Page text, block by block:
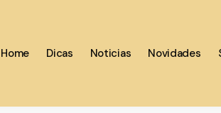
Home Dicas Noticias Novidades